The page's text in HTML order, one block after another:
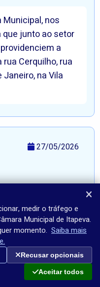
nos
junto ao setor
a
Cerquilho, rua
Janeiro, na Vila
27/05/2026
DE
Municipal, nos
que junto ao setor
a
medir o tráfego e
Municipal de Itapeva.
momento. Saiba mais
Recusar opcionais
Aceitar todos